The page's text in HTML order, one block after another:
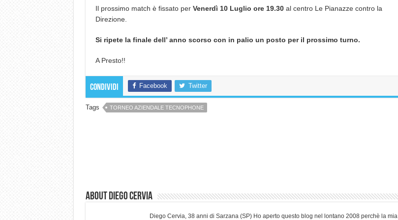
Il prossimo match è fissato perVenerdì 10 Luglio ore 19.30 al centro Le Pianazze contro la
Direzione.
Si ripete la finale dell’ anno scorso con in palio un posto per il prossimo turno.
A Presto!!
Condividi Facebook Twitter
Tags TORNEO AZIENDALE TECNOPHONE
About Diego Cervia
Diego Cervia, 38 anni di Sarzana (SP) Ho aperto questo blog nel lontano 2008 perchè la mia